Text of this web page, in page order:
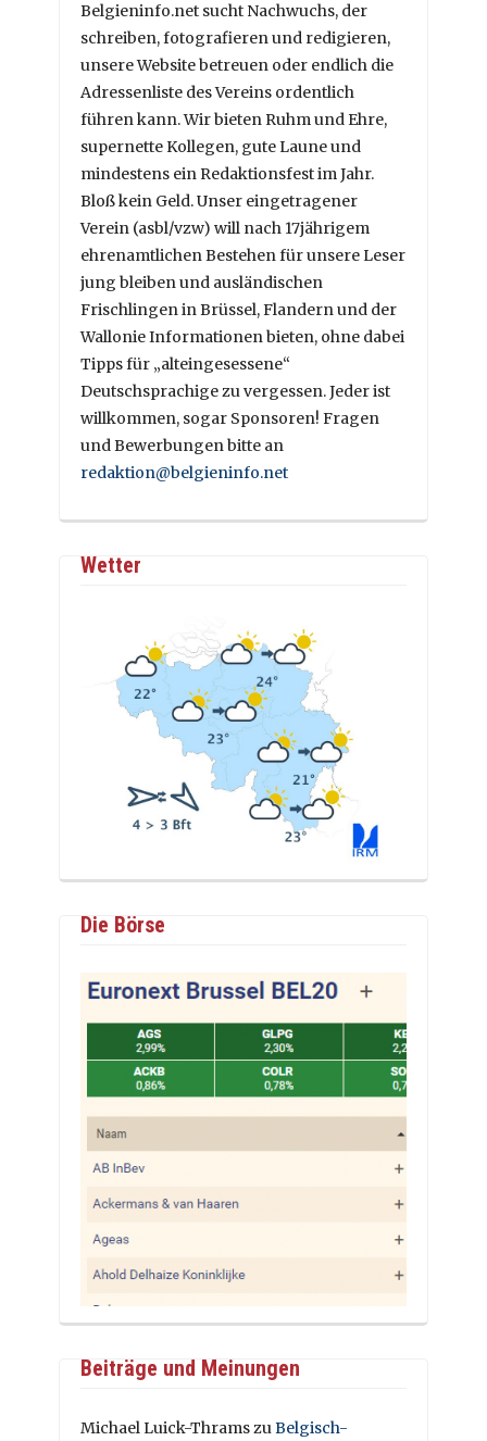
Belgieninfo.net sucht Nachwuchs, der
schreiben, fotografieren und redigieren,
unsere Website betreuen oder endlich die
Adressenliste des Vereins ordentlich
führen kann. Wir bieten Ruhm und Ehre,
supernette Kollegen, gute Laune und
mindestens ein Redaktionsfest im Jahr.
Bloß kein Geld. Unser eingetragener
Verein (asbl/vzw) will nach 17jährigem
ehrenamtlichen Bestehen für unsere Leser
jung bleiben und ausländischen
Frischlingen in Brüssel, Flandern und der
Wallonie Informationen bieten, ohne dabei
Tipps für „alteingesessene“
Deutschsprachige zu vergessen. Jeder ist
willkommen, sogar Sponsoren! Fragen
und Bewerbungen bitte an
redaktion@belgieninfo.net
Wetter
Die Börse
Beiträge und Meinungen
Michael Luick-Thrams zu Belgisch-